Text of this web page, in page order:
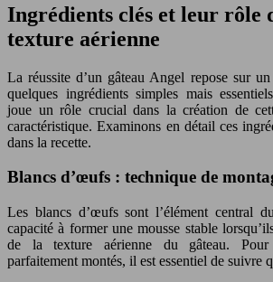
Ingrédients clés et leur rôle
texture aérienne
La réussite d’un gâteau Angel repose sur
quelques ingrédients simples mais
joue un rôle crucial dans la création de
caractéristique. Examinons en détail ces
dans la recette.
Blancs d’œufs : technique de
Les blancs d’œufs sont l’élément central
capacité à former une mousse stable
de la texture aérienne du gâteau.
parfaitement montés, il est essentiel de suivre